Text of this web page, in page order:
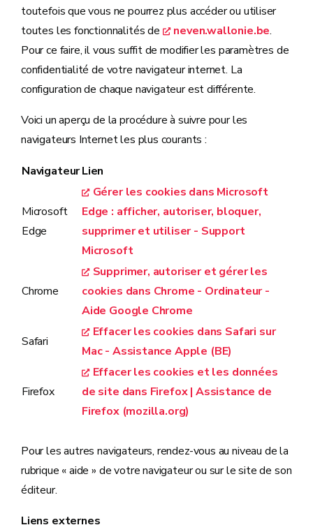
toutefois que vous ne pourrez plus accéder ou utiliser
toutes les fonctionnalités de
neven.wallonie.be.
Pour ce faire, il vous suffit de modifier les paramètres de
confidentialité de votre navigateur internet. La
configuration de chaque navigateur est différente.
Voici un aperçu de la procédure à suivre pour les
navigateurs Internet les plus courants :
NavigateurLien
Microsoft
Edge
Gérer les cookies dans Microsoft
Edge : afficher, autoriser, bloquer,
supprimer et utiliser - Support
Microsoft
Chrome
Supprimer, autoriser et gérer les
cookies dans Chrome - Ordinateur -
Aide Google Chrome
Safari
Effacer les cookies dans Safari sur
Mac - Assistance Apple (BE)
Firefox
Effacer les cookies et les données
de site dans Firefox | Assistance de
Firefox (mozilla.org)
Pour les autres navigateurs, rendez-vous au niveau de la
rubrique « aide » de votre navigateur ou sur le site de son
éditeur.
Liens externes